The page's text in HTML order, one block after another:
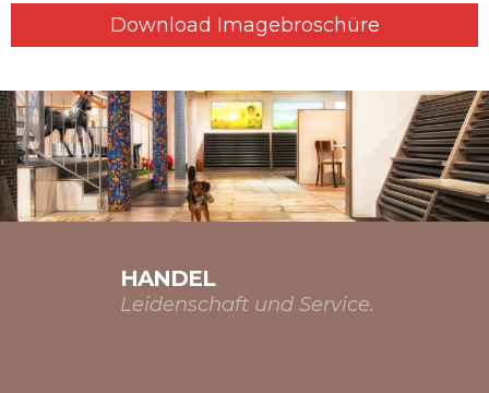
Download Imagebroschüre
HANDEL
Leidenschaft und Service.